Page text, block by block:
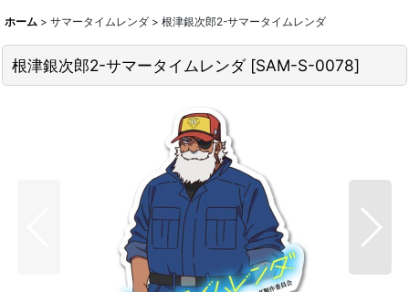
ホーム > サマータイムレンダ > 根津銀次郎2-サマータイムレンダ
根津銀次郎2-サマータイムレンダ [SAM-S-0078]